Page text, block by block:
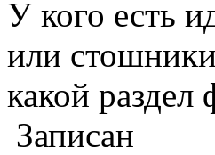
У кого есть
или
какой раздел
Записан